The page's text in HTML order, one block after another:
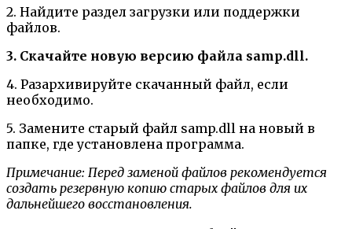
2. Найдите раздел загрузки или поддержки
файлов.
3. Скачайте новую версию файла samp.dll.
4. Разархивируйте скачанный файл, если
необходимо.
5. Замените старый файл samp.dll на новый в
папке, где установлена программа.
Примечание: Перед заменой файлов рекомендуется
создать резервную копию старых файлов для их
дальнейшего восстановления.